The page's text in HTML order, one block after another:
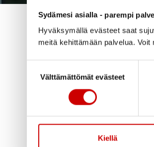
Sydämesi asialla - parempi
Hyväksymällä evästeet saat
meitä kehittämään palvelua.
Välttämättömät evästeet
Kiellä
Luontokuntosali
Liiku syksyisessä
tasoisille liikkujille.
Keravan uimahallin